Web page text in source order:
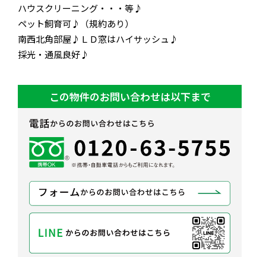
ハウスクリーニング・・・等♪
ペット飼育可♪（規約あり）
南西北角部屋♪ＬＤ窓はハイサッシュ♪
採光・通風良好♪
この物件のお問い合わせは以下まで